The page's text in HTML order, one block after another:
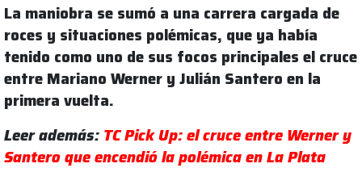
La maniobra se sumó a una carrera cargada de
roces y situaciones polémicas, que ya había
tenido como uno de sus focos principales el cruce
entre Mariano Werner y Julián Santero en la
primera vuelta.
Leer además: TC Pick Up: el cruce entre Werner y
Santero que encendió la polémica en La Plata